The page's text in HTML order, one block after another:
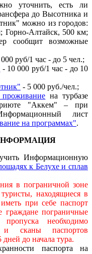
уточнить, есть ли
до Высотника и
можно из городов:
Горно-Алтайск, 500 км;
сообщит возможные
руб/1 час - до 5 чел.;
- 10 000 руб/1 час - до 10
- 5 000 руб./чел.;
проживание на турбазе
"Аккем" – при
лист
на программах".
Информационную
к Белухе и сплав
в пограничной зоне
находящиеся в
при себе паспорт
граждане пограничные
необходимо
сканы паспортов
до начала тура.
паспорта на